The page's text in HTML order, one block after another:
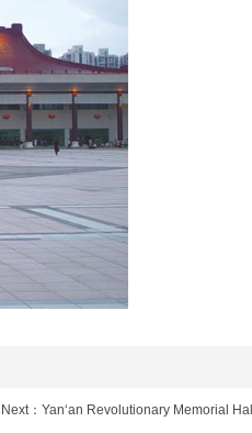
Next：Yan‘an Revolutionary Memorial Hall